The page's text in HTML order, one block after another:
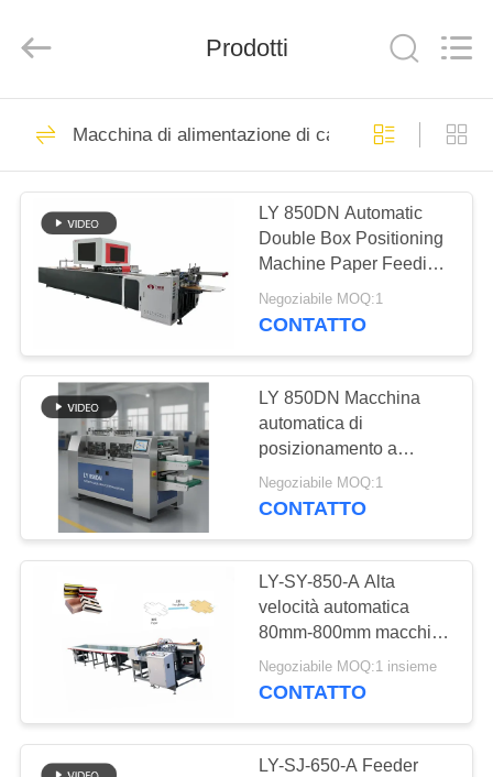
CASA.
PRODOTTI
VISITA
ALLA
FABBRICA
CONTROLLO
DELLA
QUALITÀ
CONTATTACI
NOTIZIE
Automation
macchina rigida
dell'incartonamento
160
Macchina
dell'incartonamento
del cartone
22
macchina di carta
automatica
dell'incartonamento
Prodotti
Macchina di alimentazione di carta
LY 850DN Automatic
Double Box Positioning
Machine Paper Feeding
Machine rigide box
sleeve Gioielli scarpe di
Negoziabile MOQ:1
CONTATTO
LY 850DN Macchina
automatica di
posizionamento a
doppia scatola
Negoziabile MOQ:1
CONTATTO
LY-SY-850-A Alta
velocità automatica
80mm-800mm macchina
di alimentazione carta
adesivo carta di
Negoziabile MOQ:1 insieme
CONTATTO
LY-SJ-650-A Feeder